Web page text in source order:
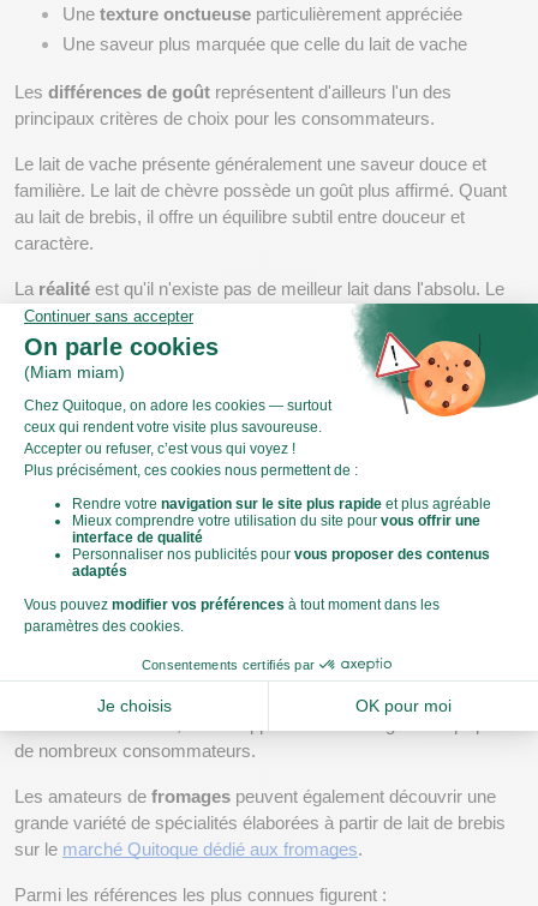
Une texture onctueuse particulièrement appréciée
Une saveur plus marquée que celle du lait de vache
Les différences de goût représentent d'ailleurs l'un des
principaux critères de choix pour les consommateurs.
Le lait de vache présente généralement une saveur douce et
familière. Le lait de chèvre possède un goût plus affirmé. Quant
au lait de brebis, il offre un équilibre subtil entre douceur et
caractère.
La réalité est qu'il n'existe pas de meilleur lait dans l'absolu. Le
choix dépend avant tout des préférences individuelles, des
habitudes alimentaires et des besoins de chacun.
Comment intégrer le lait de brebis
dans son alimentation quotidienne ?
Yaourt au lait de brebis, fromages et produits à base
de ferments
Le lait de brebis se retrouve aujourd'hui dans de nombreux
produits du quotidien.
yaourt au lait de brebis est particulièrement apprécié pour
sa douceur et sa texture crémeuse. Grâce aux
ferments
de nombreux consommateurs.
Les amateurs de fromages peuvent également découvrir une
grande variété de spécialités élaborées à partir de lait de brebis
sur le marché Quitoque dédié aux fromages.
Parmi les références les plus connues figurent :